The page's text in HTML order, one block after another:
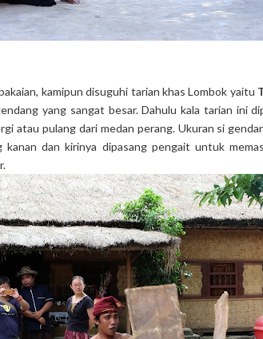
kamipun disuguhi tarian khas Lombok yaitu
yang sangat besar. Dahulu kala tarian ini
atau pulang dari medan perang. Ukuran si
kanan dan kirinya dipasang pengait untuk